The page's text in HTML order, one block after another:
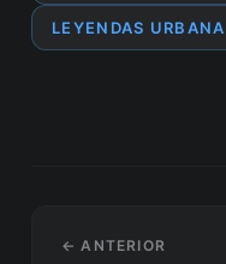
LEYENDAS
← ANTERIOR